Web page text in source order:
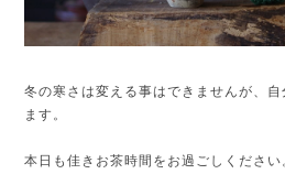
冬の寒さは変える事はできませんが、
ます。
本日も佳きお茶時間をお過ごしください